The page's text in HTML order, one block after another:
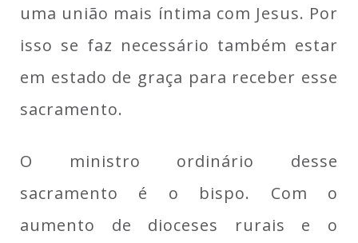
uma união mais íntima com Jesus. Por
isso se faz necessário também estar
em estado de graça para receber esse
sacramento.
O ministro ordinário desse
sacramento é o bispo. Com o
aumento de dioceses rurais e o